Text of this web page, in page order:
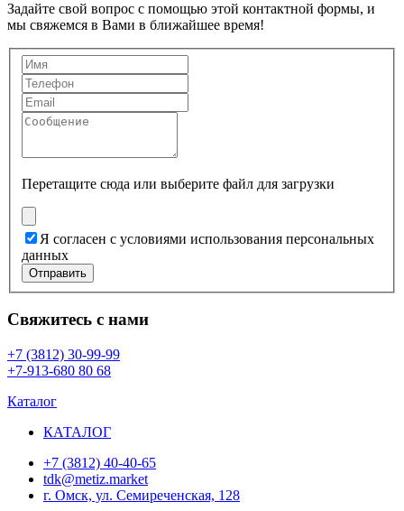
Задайте свой вопрос с помощью этой контактной формы, и
мы свяжемся в Вами в ближайшее время!
Перетащите сюда или выберите файл для загрузки
Я согласен с условиями использования персональных
данных
Отправить
Свяжитесь с нами
+7 (3812) 30-99-99
+7-913-680 80 68
Каталог
КАТАЛОГ
+7 (3812) 40-40-65
tdk@metiz.market
г. Омск, ул. Семиреченская, 128